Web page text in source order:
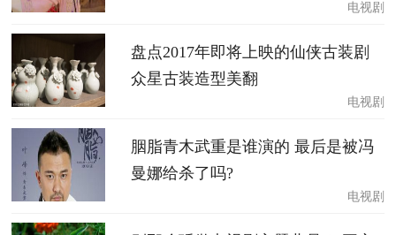
电视剧
盘点2017年即将上映的仙侠古装剧
众星古装造型美翻
电视剧
胭脂青木武重是谁演的 最后是被冯
曼娜给杀了吗?
电视剧